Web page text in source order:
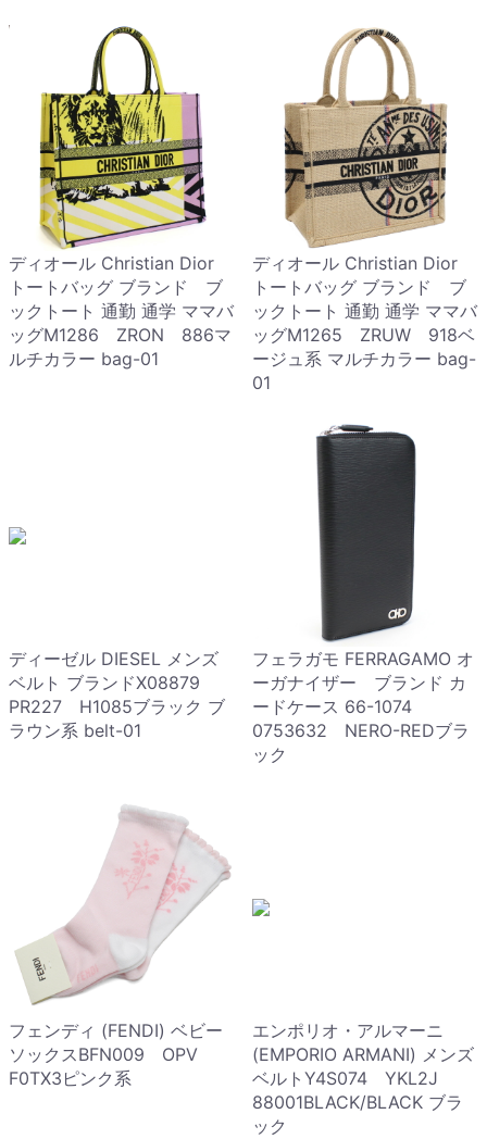
ディオール Christian Dior
トートバッグ ブランド ブ
ックトート 通勤 通学 ママバ
ッグM1286 ZRON 886マ
ルチカラー bag-01
ディオール Christian Dior
トートバッグ ブランド ブ
ックトート 通勤 通学 ママバ
ッグM1265 ZRUW 918ベ
ージュ系 マルチカラー bag-
01
ディーゼル DIESEL メンズ
ベルト ブランドX08879
PR227 H1085ブラック ブ
ラウン系 belt-01
フェラガモ FERRAGAMO オ
ーガナイザー ブランド カ
ードケース 66-1074
0753632 NERO-REDブラ
ック
フェンディ (FENDI) ベビー
ソックスBFN009 OPV
F0TX3ピンク系
エンポリオ・アルマーニ
(EMPORIO ARMANI) メンズ
ベルトY4S074 YKL2J
88001BLACK/BLACK ブラ
ック